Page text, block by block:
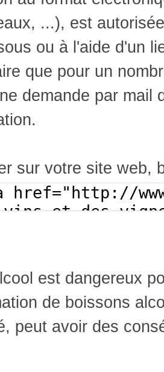
...), est
ou à l'aide d'un
que pour un
demande par mail
sur votre site web,
est dangereux
de boissons
peut avoir des